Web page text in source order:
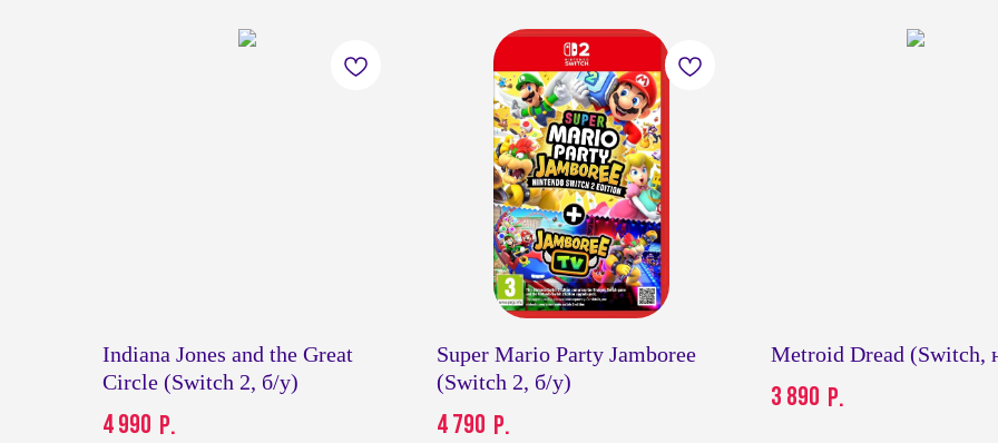
Indiana Jones and the Great
Circle (Switch 2, б/у)
4 990 р.
Super Mario Party Jamboree
(Switch 2, б/у)
4 790 р.
Metroid Dread (Switch,
3 890 р.